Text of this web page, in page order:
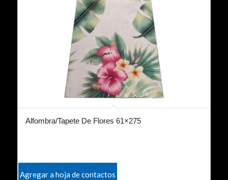
Alfombra/Tapete De Flores 61×275
Agregar a hoja de contactos